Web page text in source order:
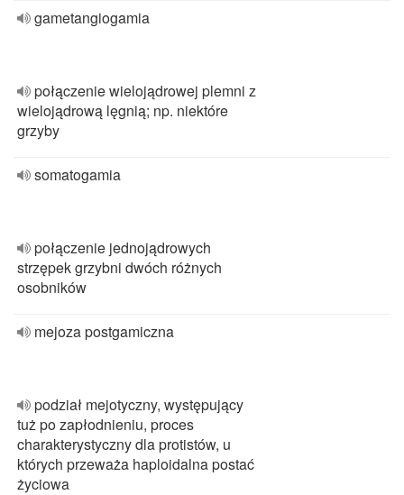
gametangiogamia
połączenie wielojądrowej plemni z
wielojądrową lęgnią; np. niektóre
grzyby
somatogamia
połączenie jednojądrowych
strzępek grzybni dwóch różnych
osobników
mejoza postgamiczna
podział mejotyczny, występujący
tuż po zapłodnieniu, proces
charakterystyczny dla protistów, u
których przeważa haploidalna postać
życiowa